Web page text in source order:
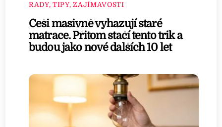
RADY, TIPY, ZAJÍMAVOSTI
Češi masivně vyhazují staré
matrace. Přitom stačí tento trik a
budou jako nové dalších 10 let